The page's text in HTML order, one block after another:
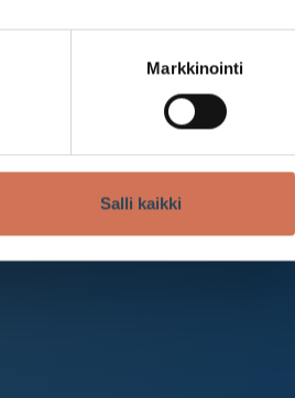
Markkinointi
Salli kaikki